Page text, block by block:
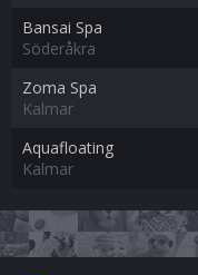
Bansai Spa
Söderåkra
Zoma Spa
Kalmar
Aquafloating
Kalmar